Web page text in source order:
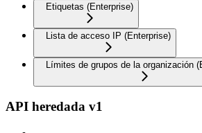
Etiquetas (Enterprise)
Lista de acceso IP (Enterprise)
Límites de grupos de la organización
API heredada v1